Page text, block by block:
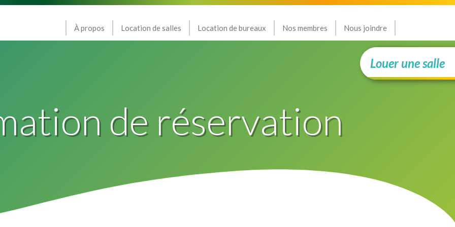
À propos Location de salles Location de bureaux Nos membres Nous joindre
Louer une salle
de réservation